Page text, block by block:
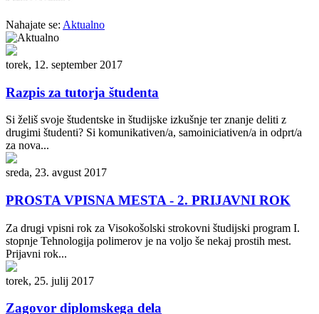
Nahajate se: Aktualno
torek, 12. september 2017
Razpis za tutorja študenta
Si želiš svoje študentske in študijske izkušnje ter znanje deliti z
drugimi študenti? Si komunikativen/a, samoiniciativen/a in odprt/a
za nova...
sreda, 23. avgust 2017
PROSTA VPISNA MESTA - 2. PRIJAVNI ROK
Za drugi vpisni rok za Visokošolski strokovni študijski program I.
stopnje Tehnologija polimerov je na voljo še nekaj prostih mest.
Prijavni rok...
torek, 25. julij 2017
Zagovor diplomskega dela